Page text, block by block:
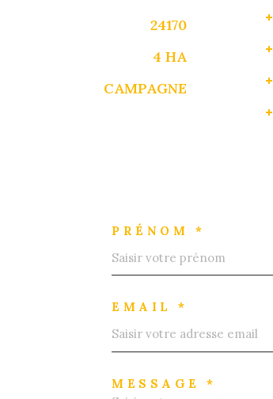
24170
4 HA
CAMPAGNE
PRÉNOM *
EMAIL *
MESSAGE *